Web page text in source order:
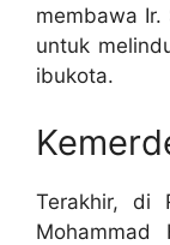
membawa
untuk
ibukota.
Terakhir, di